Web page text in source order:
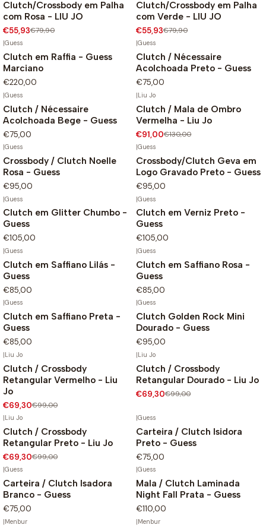
-30%
Clutch/Crossbody em Palha
com Rosa - LIU JO
€55,93€79,90
-30%
Clutch/Crossbody em Palha
com Verde - LIU JO
€55,93€79,90
|Guess
Clutch em Raffia - Guess
Marciano
€220,00
|Guess
Clutch / Nécessaire
Acolchoada Preto - Guess
€75,00
|Guess
Clutch / Nécessaire
Acolchoada Bege - Guess
€75,00
-30%
|Liu Jo
Clutch / Mala de Ombro
Vermelha - Liu Jo
€91,00€130,00
|Guess
Crossbody / Clutch Noelle
Rosa - Guess
€95,00
|Guess
Crossbody/Clutch Geva em
Logo Gravado Preto - Guess
€95,00
|Guess
Clutch em Glitter Chumbo -
Guess
€105,00
|Guess
Clutch em Verniz Preto -
Guess
€105,00
|Guess
Clutch em Saffiano Lilás -
Guess
€85,00
|Guess
Clutch em Saffiano Rosa -
Guess
€85,00
|Guess
Clutch em Saffiano Preta -
Guess
€85,00
|Guess
Clutch Golden Rock Mini
Dourado - Guess
€95,00
-30%
|Liu Jo
Clutch / Crossbody
Retangular Vermelho - Liu
Jo
€69,30€99,00
-30%
|Liu Jo
Clutch / Crossbody
Retangular Dourado - Liu Jo
€69,30€99,00
-30%
|Liu Jo
Clutch / Crossbody
Retangular Preto - Liu Jo
€69,30€99,00
|Guess
Carteira / Clutch Isidora
Preto - Guess
€75,00
|Guess
Carteira / Clutch Isadora
Branco - Guess
€75,00
|Guess
Mala / Clutch Laminada
Night Fall Prata - Guess
€110,00
|Menbur |Menbur